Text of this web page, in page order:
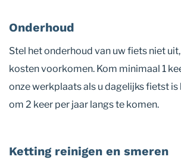
Onderhoud
Stel het onderhoud van uw fiets niet
kosten voorkomen. Kom minimaal 1
onze werkplaats als u dagelijks fietst is
om 2 keer per jaar langs te komen.
Ketting reinigen en smeren